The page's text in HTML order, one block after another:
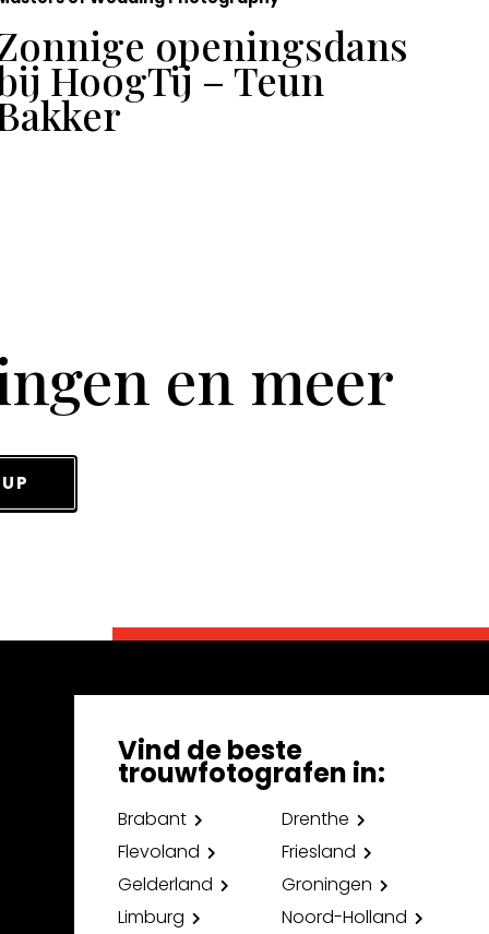
openingsdans
HoogTij – Teun
en meer
Vind de beste
trouwfotografen in:
Brabant
Drenthe
Flevoland
Friesland
Gelderland
Groningen
Limburg
Noord-Holland